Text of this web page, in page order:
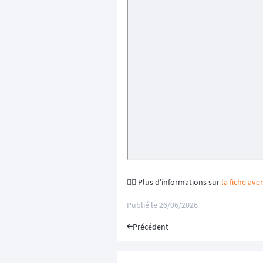
👉🏼 Plus d'informations sur la fiche
Publié le 26/06/2026
Précédent